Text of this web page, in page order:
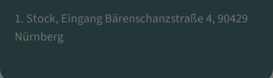
1. Stock, Eingang Bärenschanzstraße 4, 90429
Nürnberg